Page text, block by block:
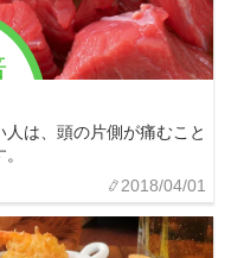
は、頭の片側が痛むこと
2018/04/01